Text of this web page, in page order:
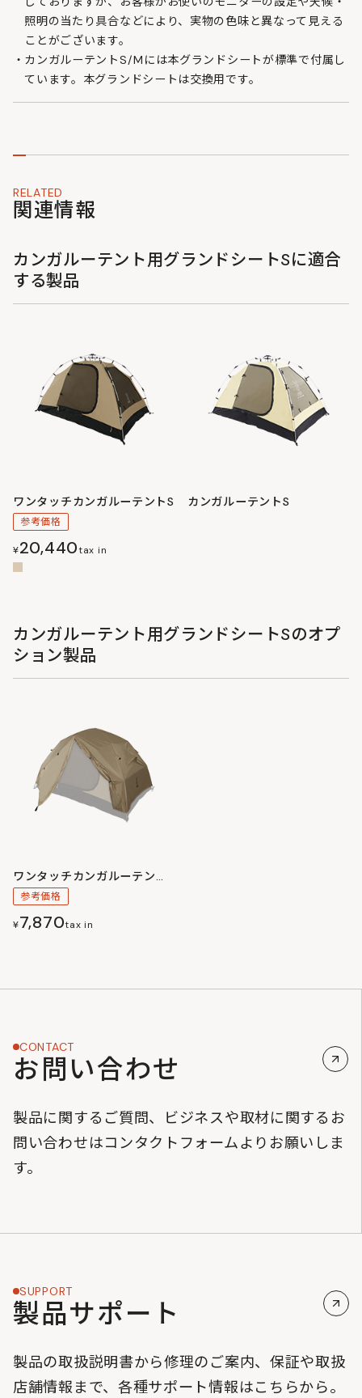
照明の当たり具合などにより、実物の色味と異なって見える
ことがございます。
カンガルーテントS/Mには本グランドシートが標準で付属し
ています。本グランドシートは交換用です。
RELATED
関連情報
カンガルーテント用グランドシートSに適合
する製品
ワンタッチカンガルーテントS
参考価格
¥20,440tax in
カンガルーテントS
カンガルーテント用グランドシートSのオプ
ション製品
ワンタッチカンガルーテント用フライシートS
参考価格
¥7,870tax in
CONTACT
お問い合わせ
製品に関するご質問、ビジネスや取材に関するお
問い合わせはコンタクトフォームよりお願いしま
す。
SUPPORT
製品サポート
製品の取扱説明書から修理のご案内、保証や取扱
店舗情報まで、各種サポート情報はこちらから。